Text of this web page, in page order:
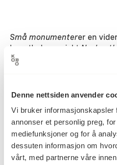
Denne nettsiden anvender
Vi bruker informasjonskapsler
annonser et personlig preg,
mediefunksjoner og for å
dessuten informasjon om
vårt, med partnerne våre
Små monumenterer en
kunstbok-prosjekt
på eget forlag i 2016.